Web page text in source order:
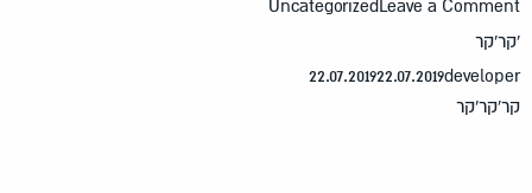
UncategorizedLeave a
22.07.201922.07.2019